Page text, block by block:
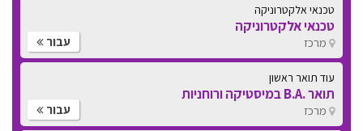
טכנאי אלקטרוניקה
טכנאי אלקטרוניקה
מרכז עבור
עוד תואר ראשון
תואר .B.A במיסטיקה ורוחניות
מרכז עבור